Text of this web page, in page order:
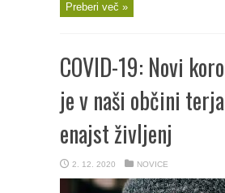
Preberi več »
COVID-19: Novi
je v naši občini
enajst življenj
2. 12. 2020 NOVICE